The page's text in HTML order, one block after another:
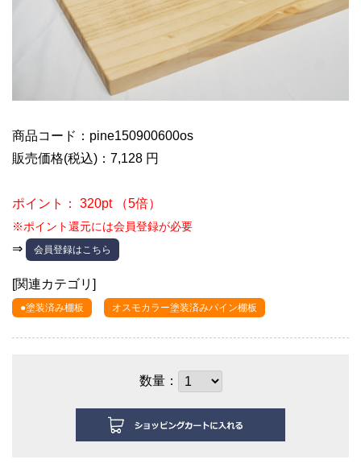
商品コード：pine150900600os
販売価格(税込)：7,128 円
ポイント： 320pt （5倍）
※ポイント還元には会員登録が必要
⇒ 会員登録はこちら
[関連カテゴリ]
●塗装済み棚板 オスモカラー塗装済みパイン棚板
数量：